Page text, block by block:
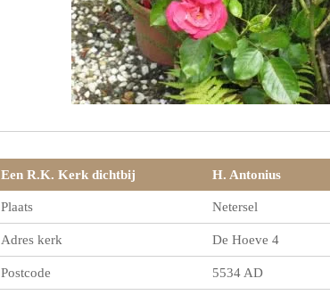
Een R.K. Kerk dichtbij H. Antonius
Plaats Netersel
Adres kerk De Hoeve 4
Postcode 5534 AD